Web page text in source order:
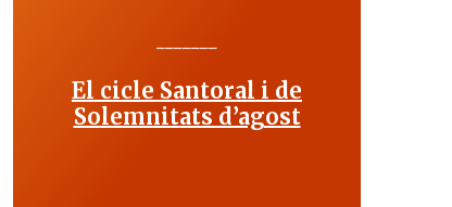
El cicle Santoral i de
Solemnitats d’agost